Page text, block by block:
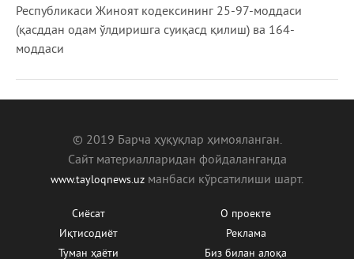
Республикаси Жиноят кодексининг 25-97-моддаси
(қасддан одам ўлдиришга суиқасд қилиш) ва 164-
моддаси
© 2019 Барча ҳуқуқлар ҳимояланган.
Сайт материалларидан фойдаланганда
www.tayloqnews.uz манбаcи кўрсатилиши шарт.
Сиёсат
Иқтисодиёт
Туман ҳаёти
О проекте
Реклама
Биз билан алоқа